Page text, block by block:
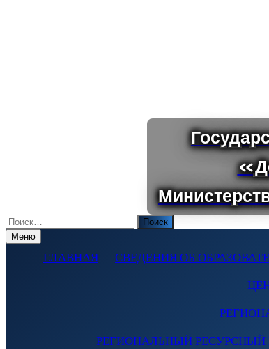
Поиск
по:Меню
ГЛАВНАЯ СВЕДЕНИЯ ОБ
РЕГИОНАЛЬНЫЙ РЕСУРСНЫЙ